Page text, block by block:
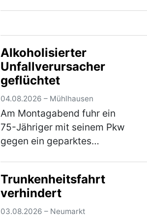
Weihersdorf in Richtun…
(mehr)
Alkoholisierter
Unfallverursacher
geflüchtet
04.08.2026 – Mühlhausen
Am Montagabend fuhr ein
75-Jähriger mit seinem Pkw
gegen ein geparktes
sich anschließend unerlaubt
von der Unfallstelle. Ein
aufmerksamer Zeuge konnte
Trunkenheitsfahrt
verhindert
03.08.2026 – Neumarkt